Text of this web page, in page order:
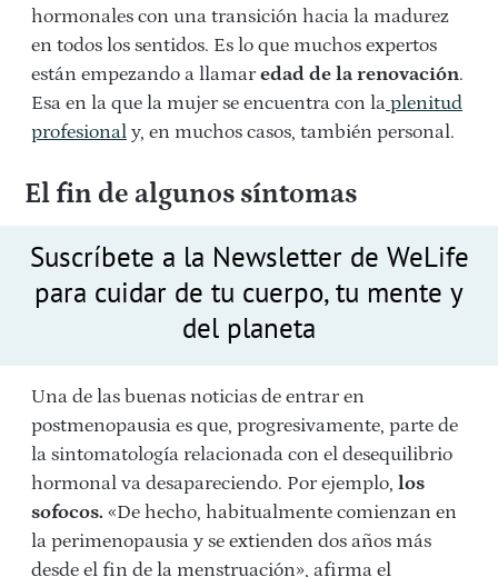
hormonales con una transición hacia la madurez
en todos los sentidos. Es lo que muchos expertos
están empezando a llamaredad de la renovación.
Esa en la que la mujer se encuentra con la plenitud
profesional y, en muchos casos, también personal.
El fin de algunos síntomas
Suscríbete a la Newsletter de WeLife
para cuidar de tu cuerpo, tu mente y
del planeta
Una de las buenas noticias de entrar en
postmenopausia es que, progresivamente, parte de
la sintomatología relacionada con el desequilibrio
hormonal va desapareciendo. Por ejemplo, los
sofocos. «De hecho, habitualmente comienzan en
la perimenopausia y se extienden dos años más
desde el fin de la menstruación», afirma el